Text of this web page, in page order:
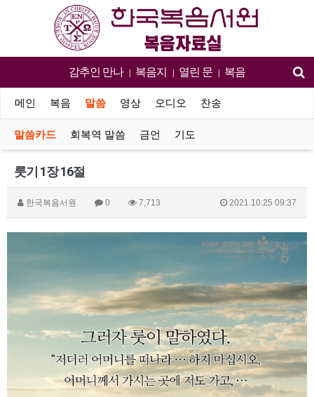
감추인 만나 | 복음지 | 열린 문 | 복음
메인 복음 말씀 영상 오디오 찬송
말씀카드 회복역 말씀 금언 기도
룻기 1장 16절
한국복음서원 0 7,713 2021.10.25 09:37